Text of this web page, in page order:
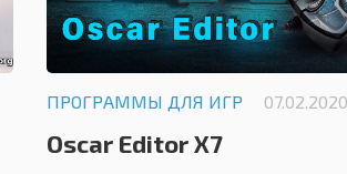
ПРОГРАММЫ ДЛЯ ИГР 07.02.2020
Oscar Editor X7